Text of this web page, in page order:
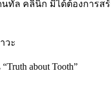
ล คลินิก มิได้ต้องการส
วะ
about Tooth”